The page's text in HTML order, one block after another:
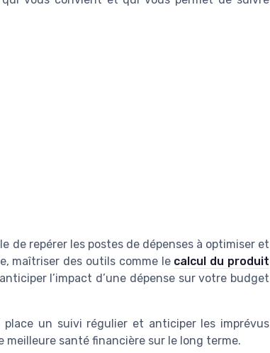
de repérer les postes de dépenses à optimiser et
maîtriser des outils comme le calcul du produit
l’impact d’une dépense sur votre budget
un suivi régulier et anticiper les imprévus
meilleure santé financière sur le long terme.